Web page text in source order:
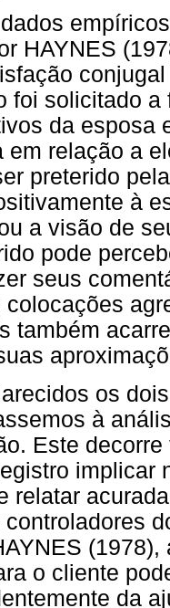
HAYNES
foi solicitado
da esposa
em relação a
preterido
à
a visão de
pode
seus
colocações
também
os
à
Este
implicar
relatar
o cliente
da